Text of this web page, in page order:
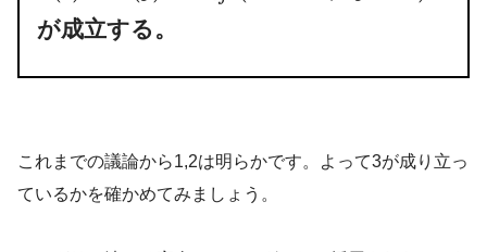
が成立する。
これまでの議論から1,2は明らかです。よって3が成り立っ
ているかを確かめてみましょう。